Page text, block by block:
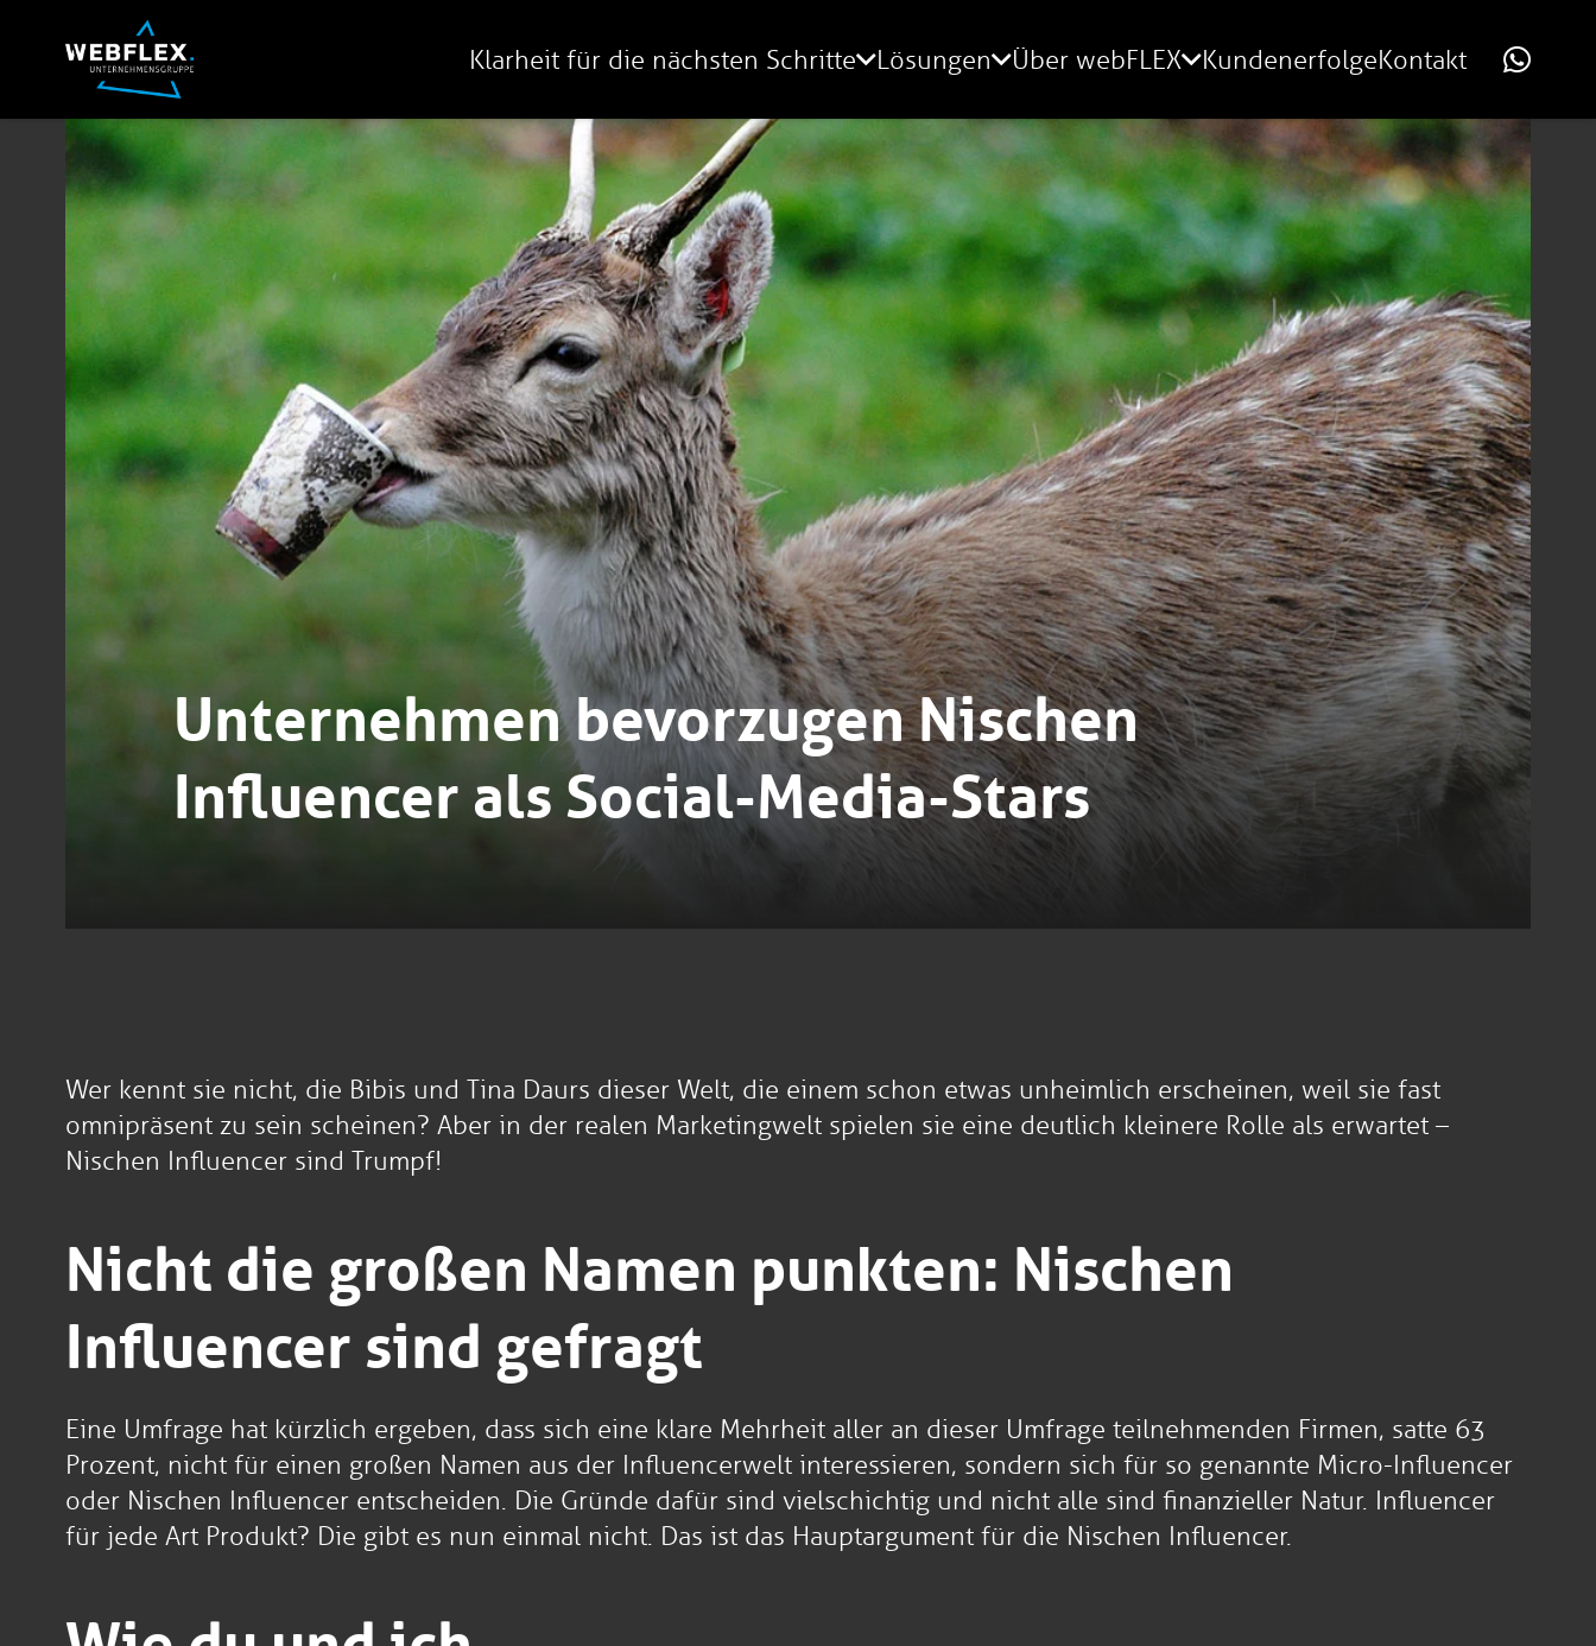
Klarheit für die nächsten Schritte Lösungen Über webFLEX KundenerfolgeKontakt
Unternehmen bevorzugen Nischen
Influencer als Social-Media-Stars
Wer kennt sie nicht, die Bibis und Tina Daurs dieser Welt, die einem schon etwas unheimlich erscheinen, weil sie fast
omnipräsent zu sein scheinen? Aber in der realen Marketingwelt spielen sie eine deutlich kleinere Rolle als erwartet –
Nischen Influencer sind Trumpf!
Nicht die großen Namen punkten: Nischen
Influencer sind gefragt
Eine Umfrage hat kürzlich ergeben, dass sich eine klare Mehrheit aller an dieser Umfrage teilnehmenden Firmen, satte 63
Prozent, nicht für einen großen Namen aus der Influencerwelt interessieren, sondern sich für so genannte Micro-Influencer
oder Nischen Influencer entscheiden. Die Gründe dafür sind vielschichtig und nicht alle sind finanzieller Natur. Influencer
für jede Art Produkt? Die gibt es nun einmal nicht. Das ist das Hauptargument für die Nischen Influencer.